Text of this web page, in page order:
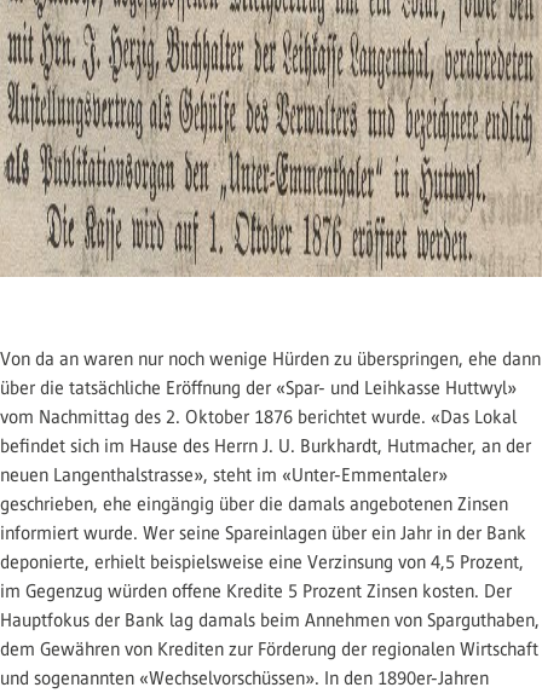
Von da an waren nur noch wenige Hürden zu überspringen, ehe dann
über die tatsächliche Eröffnung der «Spar- und Leihkasse Huttwyl»
vom Nachmittag des 2. Oktober 1876 berichtet wurde. «Das Lokal
befindet sich im Hause des Herrn J. U. Burkhardt, Hutmacher, an der
neuen Langenthalstrasse», steht im «Unter-Emmentaler»
geschrieben, ehe eingängig über die damals angebotenen Zinsen
informiert wurde. Wer seine Spareinlagen über ein Jahr in der Bank
deponierte, erhielt beispielsweise eine Verzinsung von 4,5 Prozent,
im Gegenzug würden offene Kredite 5 Prozent Zinsen kosten. Der
Hauptfokus der Bank lag damals beim Annehmen von Sparguthaben,
dem Gewähren von Krediten zur Förderung der regionalen Wirtschaft
und sogenannten «Wechselvorschüssen». In den 1890er-Jahren